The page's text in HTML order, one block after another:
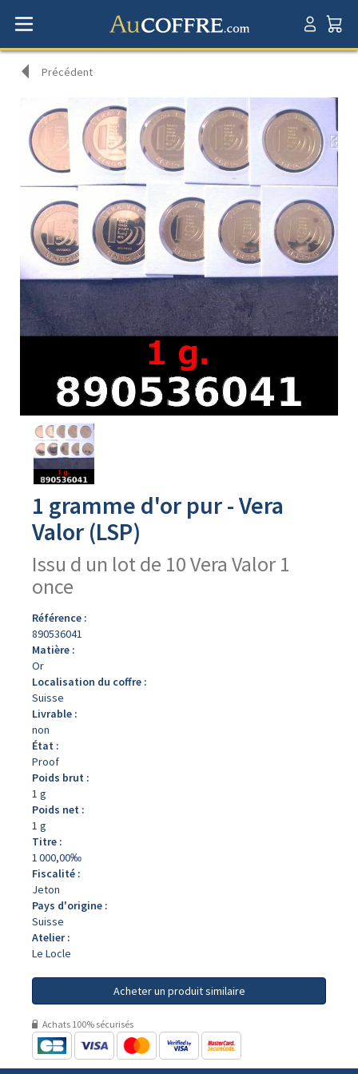
Précédent
Avers
produit
1 gramme d'or pur - Vera
Valor (LSP)
Issu d un lot de 10 Vera Valor 1
once
Référence :
890536041
Matière :
Or
Localisation du coffre :
Suisse
Livrable :
non
État :
Proof
Poids brut :
1 g
Poids net :
1 g
Titre :
1 000,00‰
Fiscalité :
Jeton
Pays d'origine :
Suisse
Atelier :
Le Locle
Acheter un produit similaire
Achats 100% sécurisés